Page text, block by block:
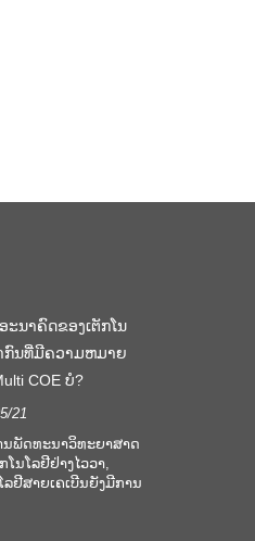
ະນາຄົດຂອງເຕັກໂນ
ກົນທີ່ມີຄວາມຫມາຍ
COE ບໍ?
21
ນພັດທະນາວິທະຍາສາດ
ໂນໂລຢີຢ່າງໄວວາ,
ລຢີສາຍເຄເບີນຍັງມີການ